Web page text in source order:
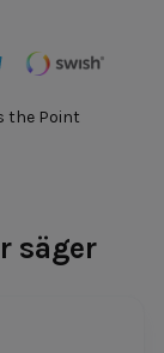
the Point
säger